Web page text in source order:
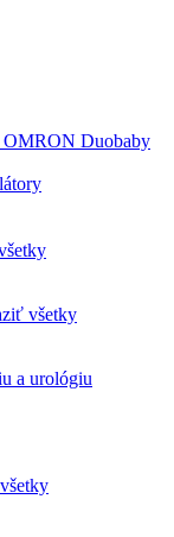
všetky